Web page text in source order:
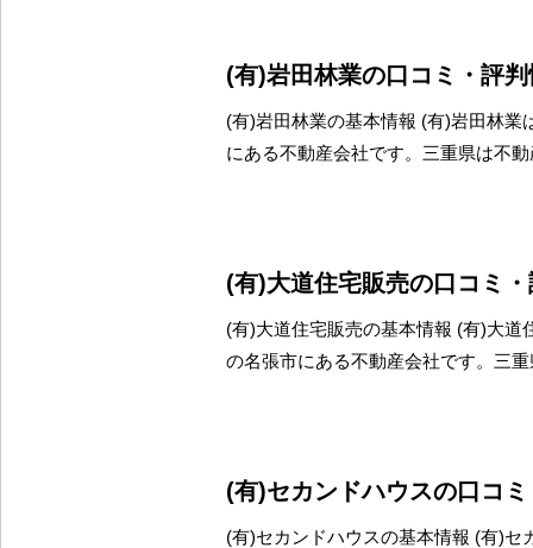
(有)岩田林業の口コミ・評
(有)岩田林業の基本情報 (有)岩田林業
にある不動産会社です。三重県は不
(有)大道住宅販売の口コミ
(有)大道住宅販売の基本情報 (有)大道
の名張市にある不動産会社です。三
(有)セカンドハウスの口コ
(有)セカンドハウスの基本情報 (有)セ